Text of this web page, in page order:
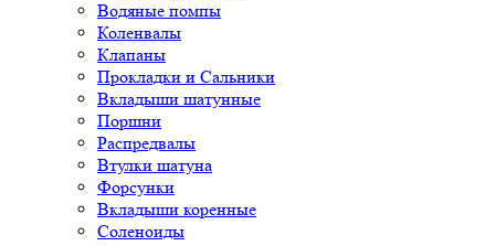
Водяные помпы
Коленвалы
Клапаны
Прокладки и Сальники
Вкладыши шатунные
Поршни
Распредвалы
Втулки шатуна
Форсунки
Вкладыши коренные
Соленоиды